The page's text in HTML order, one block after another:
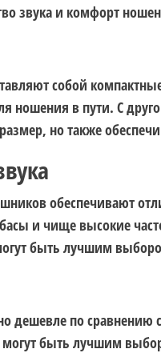
звука и комфорт
собой
ношения в пути. С
но также
обеспечивают
и чище высокие
быть лучшим
дешевле по сравнению
могут быть лучшим